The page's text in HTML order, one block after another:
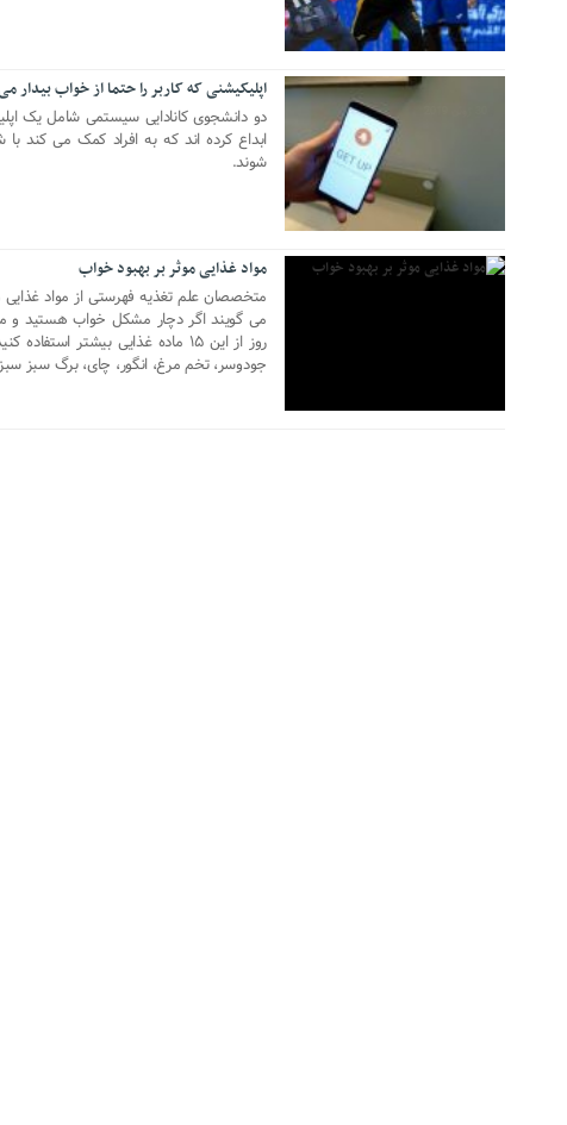
اپلیکیشنی که کاربر را حتما از خواب بیدار
دو دانشجوی کانادایی سیستمی شامل یک
ابداع کرده اند که به افراد کمک می کند
شوند.
مواد غذایی موثر بر بهبود خواب
متخصصان علم تغذیه فهرستی از مواد
می گویند اگر دچار مشکل خواب هستید و
روز از این ۱۵ ماده غذایی بیشتر
جودوسر، تخم مرغ، انگور، چای، برگ سبز